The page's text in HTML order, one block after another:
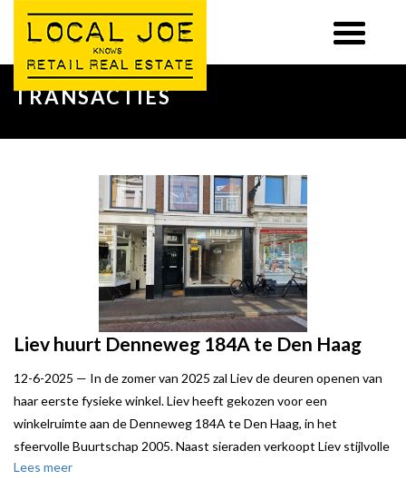
TRANSACTIES
Liev huurt Denneweg 184A te Den Haag
12-6-2025 — In de zomer van 2025 zal Liev de deuren openen van
haar eerste fysieke winkel. Liev heeft gekozen voor een
winkelruimte aan de Denneweg 184A te Den Haag, in het
sfeervolle Buurtschap 2005. Naast sieraden verkoopt Liev stijlvolle
damesmode, schattige kinderkleding, unieke kraamcadeaus én de
Lees meer